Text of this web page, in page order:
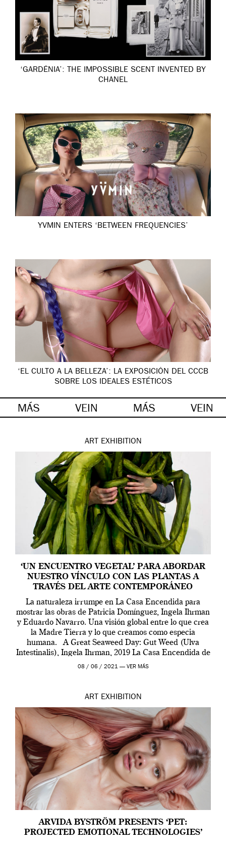
‘GARDÉNIA’: THE IMPOSSIBLE SCENT INVENTED BY
CHANEL
YVMIN ENTERS ‘BETWEEN FREQUENCIES’
‘EL CULTO A LA BELLEZA’: LA EXPOSICIÓN DEL CCCB
SOBRE LOS IDEALES ESTÉTICOS
MÁS VEIN MÁS VEIN
ART EXHIBITION
‘UN ENCUENTRO VEGETAL’ PARA ABORDAR
NUESTRO VÍNCULO CON LAS PLANTAS A
TRAVÉS DEL ARTE CONTEMPORÁNEO
La naturaleza irrumpe en La Casa Encendida para
mostrar las obras de Patricia Domínguez, Ingela Ihrman
y Eduardo Navarro. Una visión global entre lo que crea
la Madre Tierra y lo que creamos como especia
humana. A Great Seaweed Day: Gut Weed (Ulva
Intestinalis), Ingela Ihrman, 2019 La Casa Encendida de
Madrid y la Wellcome […]
08 / 06 / 2021 — VER MÁS
ART EXHIBITION
ARVIDA BYSTRÖM PRESENTS ‘PET:
PROJECTED EMOTIONAL TECHNOLOGIES’